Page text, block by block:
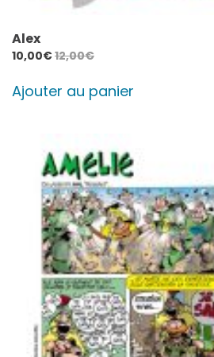
Alex
10,00€12,00€
Ajouter au panier